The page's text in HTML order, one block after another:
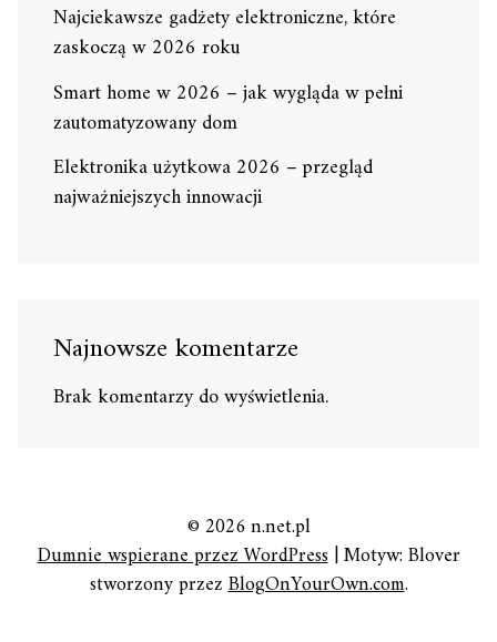
Najciekawsze gadżety elektroniczne, które
zaskoczą w 2026 roku
Smart home w 2026 – jak wygląda w pełni
zautomatyzowany dom
Elektronika użytkowa 2026 – przegląd
najważniejszych innowacji
Najnowsze komentarze
Brak komentarzy do wyświetlenia.
© 2026 n.net.pl
Dumnie wspierane przez WordPress|Motyw: Blover
stworzony przezBlogOnYourOwn.com.